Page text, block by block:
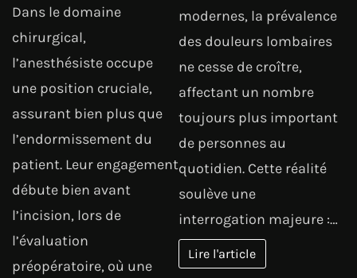
Dans le domaine
chirurgical,
l’anesthésiste occupe
une position cruciale,
assurant bien plus que
l’endormissement du
patient. Leur engagement
débute bien avant
l’incision, lors de
l’évaluation
préopératoire, où une
modernes, la prévalence
des douleurs lombaires
ne cesse de croître,
affectant un nombre
toujours plus important
de personnes au
quotidien. Cette réalité
soulève une
interrogation majeure :…
Lire l'article